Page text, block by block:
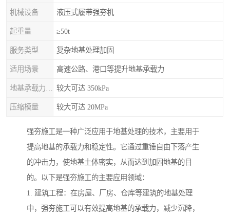
机械设备 液压式履带强夯机
起重量 ≥50t
服务类型 复杂地基处理加固
适用场景 高速公路、港口等提升地基承载力
较大可达 350kPa
压缩模量 较大可达 20MPa
强夯施工是一种广泛应用于地基处理的技术，主要用于
提高地基的承载力和稳定性。它通过重锤自由下落产生
的冲击力，使地基土体密实，从而达到加固地基的目
的。以下是强夯施工的主要应用领域：
1. 建筑工程：在房屋、厂房、仓库等建筑的地基处理
中，强夯施工可以有效提高地基的承载力，减少沉降，